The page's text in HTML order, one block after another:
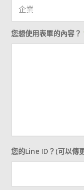
您想使用表單的內容？
您的Line ID？(可以傳